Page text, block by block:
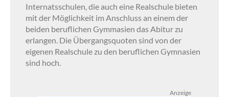
Internatsschulen, die auch eine Realschule bieten
mit der Möglichkeit im Anschluss an einem der
beiden beruflichen Gymmasien das Abitur zu
erlangen. Die Übergangsquoten sind von der
eigenen Realschule zu den beruflichen Gymnasien
sind hoch.
Anzeige